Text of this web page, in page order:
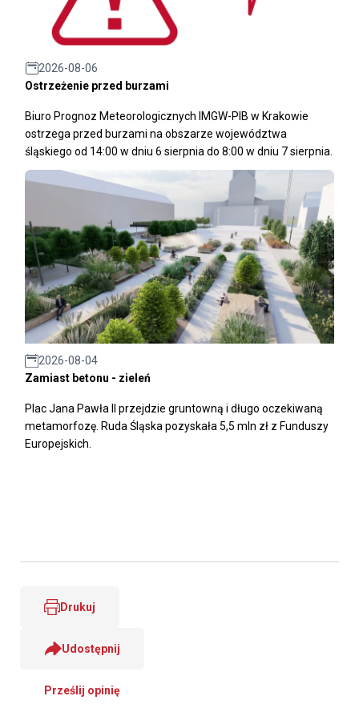
2026-08-06
Ostrzeżenie przed burzami
Biuro Prognoz Meteorologicznych IMGW-PIB w Krakowie
ostrzega przed burzami na obszarze województwa
śląskiego od 14:00 w dniu 6 sierpnia do 8:00 w dniu 7 sierpnia.
2026-08-04
Zamiast betonu - zieleń
Plac Jana Pawła II przejdzie gruntowną i długo oczekiwaną
metamorfozę. Ruda Śląska pozyskała 5,5 mln zł z Funduszy
Europejskich.
Drukuj
Udostępnij
Prześlij opinię